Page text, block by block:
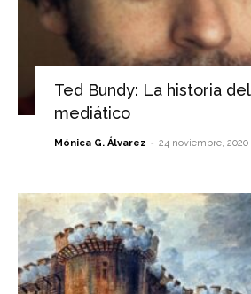
Ted Bundy: La historia
mediático
Mónica G. Álvarez - 24 noviembre, 2020